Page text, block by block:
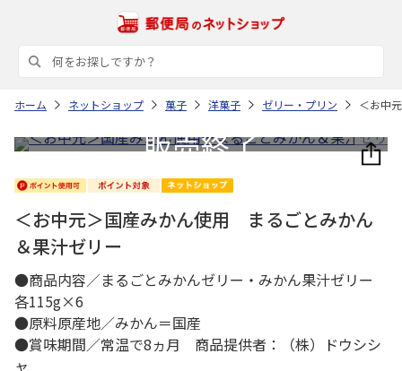
ホーム ネットショップ 菓子 洋菓子 ゼリー・プリン ＜お中
＜お中元＞国産みかん使用 まるごとみかん
＆果汁ゼリー
●商品内容／まるごとみかんゼリー・みかん果汁ゼリー
各115g×6
●原料原産地／みかん＝国産
●賞味期間／常温で8ヵ月 商品提供者：（株）ドウシシ
ャ